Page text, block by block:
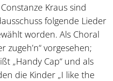
Kraus sind
folgende Lieder
worden. Als Choral
zugeh’n“ vorgesehen;
„Handy Cap“ und als
die Kinder „I like the